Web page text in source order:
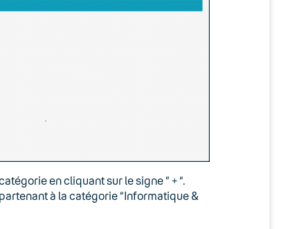
en cliquant sur le signe ” + “.
à la catégorie “Informatique &